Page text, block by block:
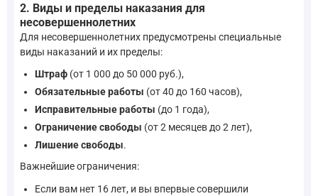
2. Виды и пределы наказания для
несовершеннолетних
Для несовершеннолетних предусмотрены специальные
виды наказаний и их пределы:
Штраф (от 1 000 до 50 000 руб.),
Обязательные работы (от 40 до 160 часов),
Исправительные работы (до 1 года),
Ограничение свободы (от 2 месяцев до 2 лет),
Лишение свободы.
Важнейшие ограничения:
Если вам нет 16 лет, и вы впервые совершили